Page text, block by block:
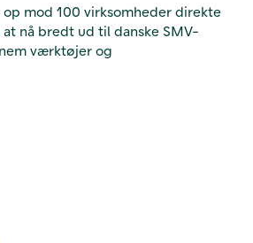
mod 100 virksomheder direkte
nå bredt ud til danske SMV-
værktøjer og